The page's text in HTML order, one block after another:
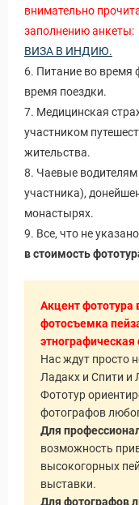
внимательно
заполнению анкеты:
ВИЗА В ИНДИЮ.
6. Питание во время
время поездки.
7. Медицинская
участником
жительства.
8. Чаевые водителям
участника),
монастырях.
9. Все, что не
в стоимость
Акцент фототура
фотосъемка
Нас ждут просто
Ладакх и Спити и
Фототур
фотографов
Для
возможность
высокогорных
выставки.
Для фотографов